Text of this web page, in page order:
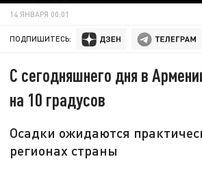
14 ЯНВАРЯ 00:01
ПОДПИШИТЕСЬ:
С сегодняшнего дня в
на 10 градусов
Осадки ожидаются
регионах страны